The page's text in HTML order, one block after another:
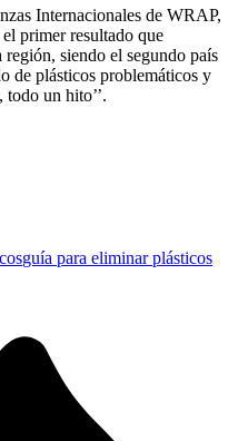
Internacionales de WRAP,
primer resultado que
siendo el segundo país
de plásticos problemáticos y
un hito’’.
guía para eliminar plásticos